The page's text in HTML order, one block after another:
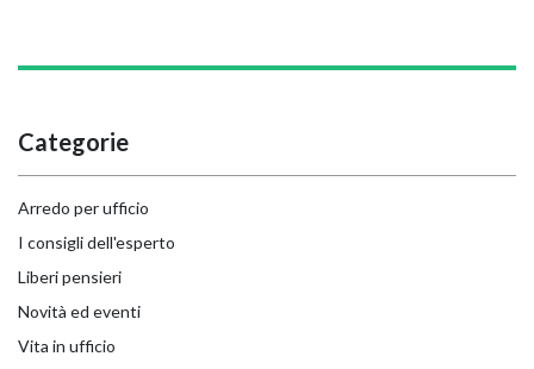
Categorie
Arredo per ufficio
I consigli dell'esperto
Liberi pensieri
Novità ed eventi
Vita in ufficio